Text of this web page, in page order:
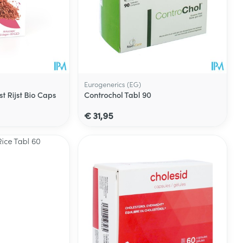
Rijst Bio Caps
Eurogenerics (EG)
Controchol Tabl 90
€ 31,95